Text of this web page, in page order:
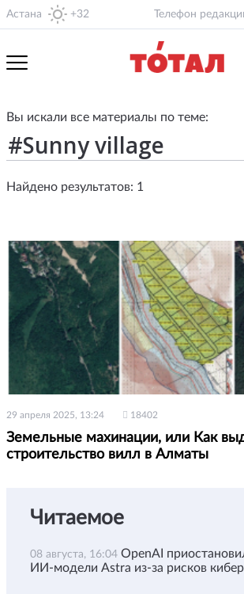
Астана +32 Телефон
Вы искали все материалы по теме:
Найдено результатов: 1
29 апреля 2025, 13:24 18402
Земельные махинации, или Как
строительство вилл в Алматы
Читаемое
08 августа, 16:04 OpenAI
ИИ-модели Astra из-за рисков